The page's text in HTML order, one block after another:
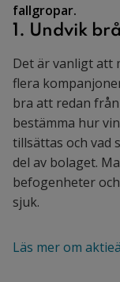
fallgropar.
1. Undvik
Det är vanligt att
flera
bra att redan
bestämma hur
tillsättas och vad
del av bolaget.
befogenheter
sjuk.
Läs mer om